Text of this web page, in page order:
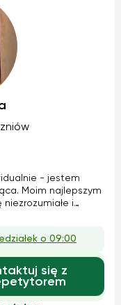
- jestem
Moim najlepszym
i
się, które
o 09:00
się z